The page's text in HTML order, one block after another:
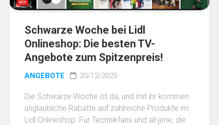
Schwarze Woche bei Lidl
Onlineshop: Die besten TV-
Angebote zum Spitzenpreis!
ANGEBOTE 20/12/2025
Die Schwarze Woche ist da, und mit ihr kommen
unglaubliche Rabatte auf zahlreiche Produkte im
Lidl Onlineshop. Für Technikfans und all jene, die